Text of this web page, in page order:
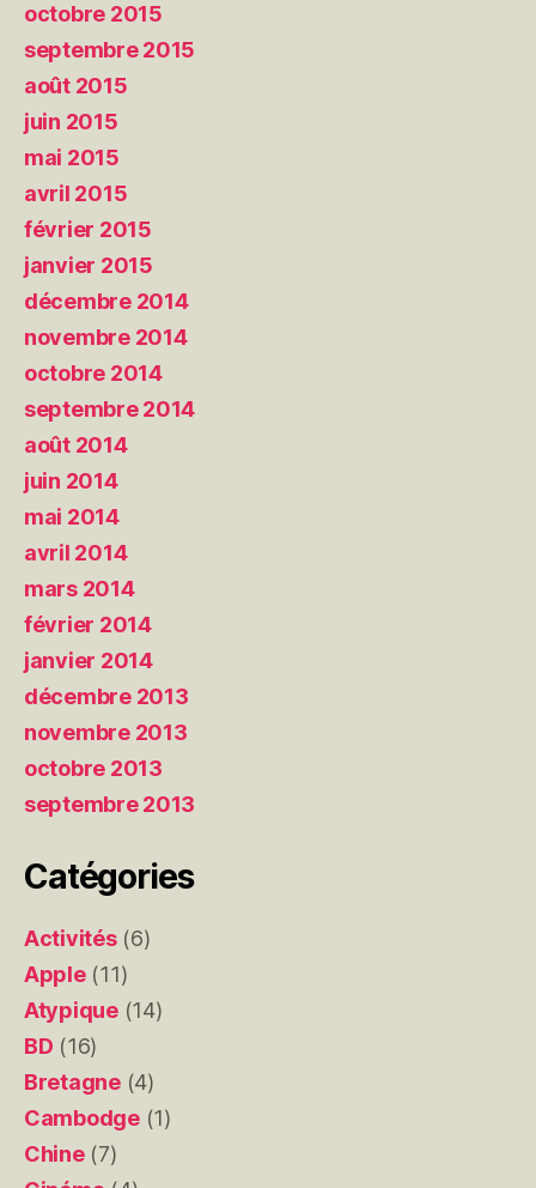
octobre 2015
septembre 2015
août 2015
juin 2015
mai 2015
avril 2015
février 2015
janvier 2015
décembre 2014
novembre 2014
octobre 2014
septembre 2014
août 2014
juin 2014
mai 2014
avril 2014
mars 2014
février 2014
janvier 2014
décembre 2013
novembre 2013
octobre 2013
septembre 2013
Catégories
Activités(6)
Apple(11)
Atypique(14)
BD (16)
Bretagne(4)
Cambodge(1)
Chine(7)